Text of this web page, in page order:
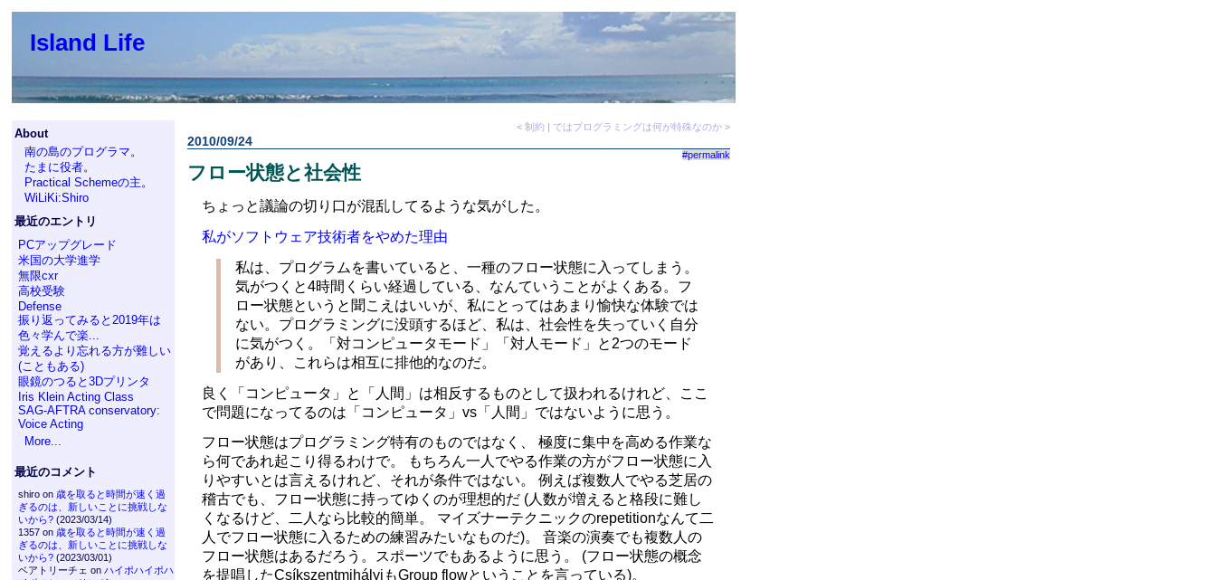
Island Life
About
南の島のプログラマ。
たまに役者。
Practical Schemeの主。
WiLiKi:Shiro
最近のエントリ
PCアップグレード
米国の大学進学
無限cxr
高校受験
Defense
振り返ってみると2019年は
色々学んで楽...
覚えるより忘れる方が難しい
(こともある)
眼鏡のつると3Dプリンタ
Iris Klein Acting Class
SAG-AFTRA conservatory:
Voice Acting
More...
最近のコメント
shiro on 歳を取ると時間が速く過
ぎるのは、新しいことに挑戦しな
いから?(2023/03/14)
1357 on 歳を取ると時間が速く過
ぎるのは、新しいことに挑戦しな
いから?(2023/03/01)
ベアトリーチェ on ハイポハイポハ
< 制約 ではプログラミングは何が特殊なのか>
2010/09/24
#permalink
フロー状態と社会性
ちょっと議論の切り口が混乱してるような気がした。
私がソフトウェア技術者をやめた理由
私は、プログラムを書いていると、一種のフロー状態に入ってしまう。
気がつくと4時間くらい経過している、なんていうことがよくある。フ
ロー状態というと聞こえはいいが、私にとってはあまり愉快な体験では
ない。プログラミングに没頭するほど、私は、社会性を失っていく自分
に気がつく。「対コンピュータモード」「対人モード」と2つのモード
があり、これらは相互に排他的なのだ。
良く「コンピュータ」と「人間」は相反するものとして扱われるけれど、ここ
で問題になってるのは「コンピュータ」vs「人間」ではないように思う。
フロー状態はプログラミング特有のものではなく、 極度に集中を高める作業な
ら何であれ起こり得るわけで。 もちろん一人でやる作業の方がフロー状態に入
りやすいとは言えるけれど、それが条件ではない。 例えば複数人でやる芝居の
稽古でも、フロー状態に持ってゆくのが理想的だ (人数が増えると格段に難し
くなるけど、二人なら比較的簡単。 マイズナーテクニックのrepetitionなんて二
人でフロー状態に入るための練習みたいなものだ)。 音楽の演奏でも複数人の
フロー状態はあるだろう。スポーツでもあるように思う。 (フロー状態の概念
を提唱したCsíkszentmihályiもGroup flowということを言っている)。